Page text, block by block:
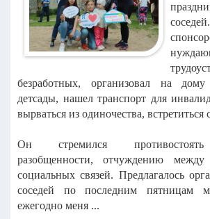
безработных, организовал на
детсады, нашел транспорт для
вырваться из одиночества, встретиться
Он стремился
разобщенности, отчуждению
социальных связей. Предлагалось
соседей по последним пятницам
ежегодно меня ...